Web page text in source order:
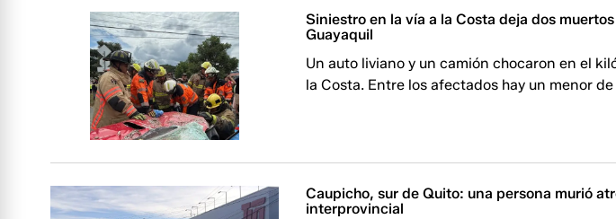
Siniestro en la vía a la Costa deja dos
Guayaquil
Un auto liviano y un camión chocaron en el
la Costa. Entre los afectados hay un menor
Caupicho, sur de Quito: una persona murió
interprovincial